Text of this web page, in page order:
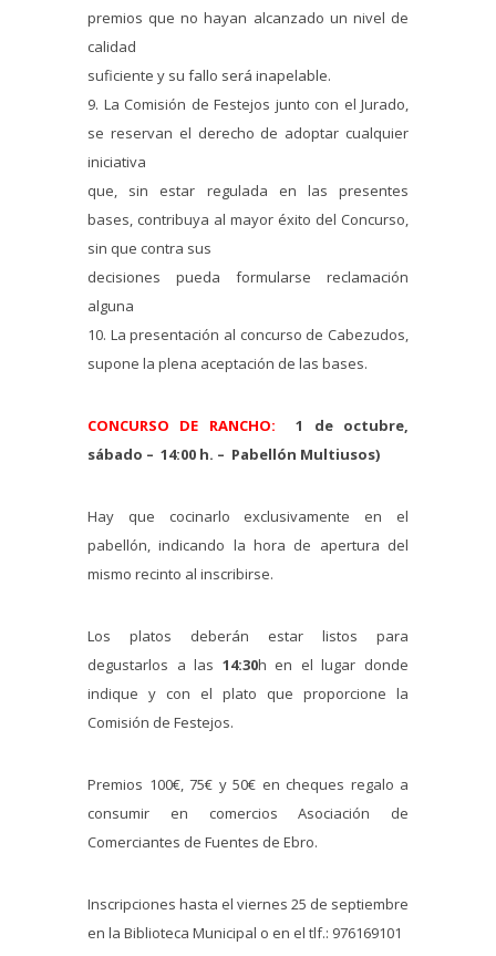
premios que no hayan alcanzado un nivel de
calidad
suficiente y su fallo será inapelable.
9. La Comisión de Festejos junto con el Jurado,
se reservan el derecho de adoptar cualquier
iniciativa
que, sin estar regulada en las presentes
bases, contribuya al mayor éxito del Concurso,
sin que contra sus
decisiones pueda formularse reclamación
alguna
10. La presentación al concurso de Cabezudos,
supone la plena aceptación de las bases.
CONCURSO DE RANCHO:
1 de octubre,
sábado – 14:00 h. – Pabellón Multiusos)
Hay que cocinarlo exclusivamente en el
pabellón, indicando la hora de apertura del
mismo recinto al inscribirse.
Los platos deberán estar listos para
degustarlos a las 14:30h en el lugar donde
indique y con el plato que proporcione la
Comisión de Festejos.
Premios 100€, 75€ y 50€ en cheques regalo a
consumir en comercios Asociación de
Comerciantes de Fuentes de Ebro.
Inscripciones hasta el viernes 25 de septiembre
en la Biblioteca Municipal o en el tlf.: 976169101